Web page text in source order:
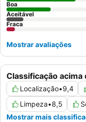
Classificação acima
Localização•9,4
Limpeza•8,5
Mostrar mais
Boa
Aceitável
Fraca
Mostrar avaliações